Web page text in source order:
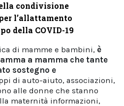
condivisione
l’allattamento
della COVID-19
di mamme e bambini, è
a mamma che tante
sostegno e
di auto-aiuto, associazioni,
alle donne che stanno
maternità informazioni,